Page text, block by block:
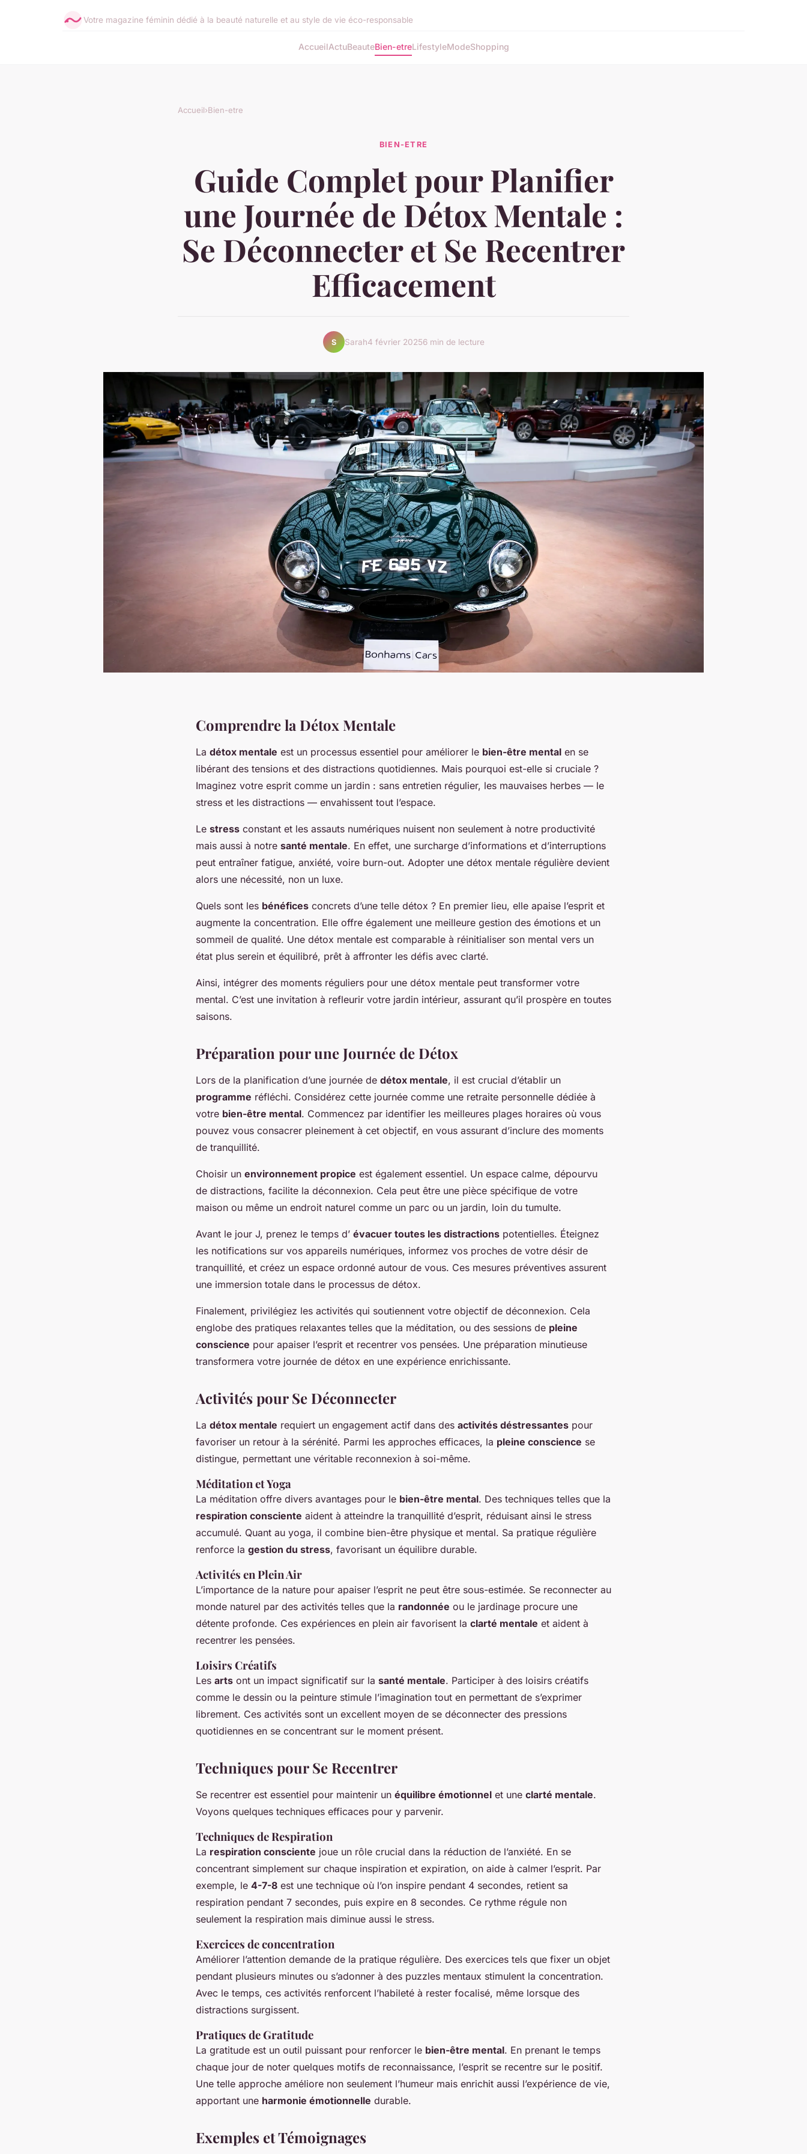
Votre magazine féminin dédié à la beauté naturelle et au style de vie éco-responsable
AccueilActuBeauteBien-etreLifestyleModeShopping
Accueil›Bien-etre
BIEN-ETRE
Guide Complet pour Planifier
une Journée de Détox Mentale :
Se Déconnecter et Se Recentrer
Efficacement
S Sarah4 février 20256 min de lecture
Comprendre la Détox Mentale
La détox mentale est un processus essentiel pour améliorer le bien-être mental en se
libérant des tensions et des distractions quotidiennes. Mais pourquoi est-elle si cruciale ?
Imaginez votre esprit comme un jardin : sans entretien régulier, les mauvaises herbes — le
stress et les distractions — envahissent tout l’espace.
Le stress constant et les assauts numériques nuisent non seulement à notre productivité
mais aussi à notre santé mentale. En effet, une surcharge d’informations et d’interruptions
peut entraîner fatigue, anxiété, voire burn-out. Adopter une détox mentale régulière devient
alors une nécessité, non un luxe.
Quels sont les bénéfices concrets d’une telle détox ? En premier lieu, elle apaise l’esprit et
augmente la concentration. Elle offre également une meilleure gestion des émotions et un
sommeil de qualité. Une détox mentale est comparable à réinitialiser son mental vers un
état plus serein et équilibré, prêt à affronter les défis avec clarté.
Ainsi, intégrer des moments réguliers pour une détox mentale peut transformer votre
mental. C’est une invitation à refleurir votre jardin intérieur, assurant qu’il prospère en toutes
saisons.
Préparation pour une Journée de Détox
Lors de la planification d’une journée de détox mentale, il est crucial d’établir un
programme réfléchi. Considérez cette journée comme une retraite personnelle dédiée à
votre bien-être mental. Commencez par identifier les meilleures plages horaires où vous
pouvez vous consacrer pleinement à cet objectif, en vous assurant d’inclure des moments
de tranquillité.
Choisir un environnement propice est également essentiel. Un espace calme, dépourvu
de distractions, facilite la déconnexion. Cela peut être une pièce spécifique de votre
maison ou même un endroit naturel comme un parc ou un jardin, loin du tumulte.
Avant le jour J, prenez le temps d’ évacuer toutes les distractions potentielles. Éteignez
les notifications sur vos appareils numériques, informez vos proches de votre désir de
tranquillité, et créez un espace ordonné autour de vous. Ces mesures préventives assurent
une immersion totale dans le processus de détox.
Finalement, privilégiez les activités qui soutiennent votre objectif de déconnexion. Cela
englobe des pratiques relaxantes telles que la méditation, ou des sessions de pleine
conscience pour apaiser l’esprit et recentrer vos pensées. Une préparation minutieuse
transformera votre journée de détox en une expérience enrichissante.
Activités pour Se Déconnecter
La détox mentale requiert un engagement actif dans des activités déstressantes pour
favoriser un retour à la sérénité. Parmi les approches efficaces, la pleine conscience se
distingue, permettant une véritable reconnexion à soi-même.
Méditation et Yoga
La méditation offre divers avantages pour le bien-être mental. Des techniques telles que la
respiration consciente aident à atteindre la tranquillité d’esprit, réduisant ainsi le stress
accumulé. Quant au yoga, il combine bien-être physique et mental. Sa pratique régulière
renforce la gestion du stress, favorisant un équilibre durable.
Activités en Plein Air
L’importance de la nature pour apaiser l’esprit ne peut être sous-estimée. Se reconnecter au
monde naturel par des activités telles que la randonnée ou le jardinage procure une
détente profonde. Ces expériences en plein air favorisent la clarté mentale et aident à
recentrer les pensées.
Loisirs Créatifs
Les arts ont un impact significatif sur la santé mentale. Participer à des loisirs créatifs
comme le dessin ou la peinture stimule l’imagination tout en permettant de s’exprimer
librement. Ces activités sont un excellent moyen de se déconnecter des pressions
quotidiennes en se concentrant sur le moment présent.
Techniques pour Se Recentrer
Se recentrer est essentiel pour maintenir un équilibre émotionnel et une clarté mentale.
Voyons quelques techniques efficaces pour y parvenir.
Techniques de Respiration
La respiration consciente joue un rôle crucial dans la réduction de l’anxiété. En se
concentrant simplement sur chaque inspiration et expiration, on aide à calmer l’esprit. Par
exemple, le 4-7-8 est une technique où l’on inspire pendant 4 secondes, retient sa
respiration pendant 7 secondes, puis expire en 8 secondes. Ce rythme régule non
seulement la respiration mais diminue aussi le stress.
Exercices de concentration
Améliorer l’attention demande de la pratique régulière. Des exercices tels que fixer un objet
pendant plusieurs minutes ou s’adonner à des puzzles mentaux stimulent la concentration.
Avec le temps, ces activités renforcent l’habileté à rester focalisé, même lorsque des
distractions surgissent.
Pratiques de Gratitude
La gratitude est un outil puissant pour renforcer le bien-être mental. En prenant le temps
chaque jour de noter quelques motifs de reconnaissance, l’esprit se recentre sur le positif.
Une telle approche améliore non seulement l’humeur mais enrichit aussi l’expérience de vie,
apportant une harmonie émotionnelle durable.
Exemples et Témoignages